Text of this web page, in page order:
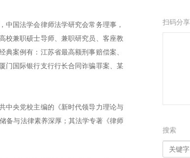
国法学会律师法学研究会常务理事，
校兼职硕士导师、兼职研究员、客座教
案例有：江苏省最高额刑事赔偿案、
门国际银行支行行长合同诈骗罪案、某
中央党校主编的《新时代领导力理论与
备与法律素养深厚；其法学专著《律师
扫码分享
搜索